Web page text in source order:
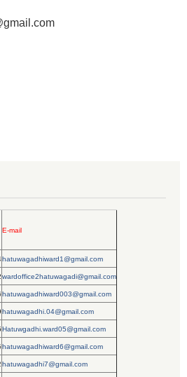
E-mail
hatuwagadhiward1@gmail.com
wardoffice2hatuwagadi@gmail.com
hatuwagadhiward003@gmail.com
hatuwagadhi.04@gmail.com
Hatuwgadhi.ward05@gmail.com
hatuwagadhiward6@gmail.com
hatuwagadhi7@gmail.com